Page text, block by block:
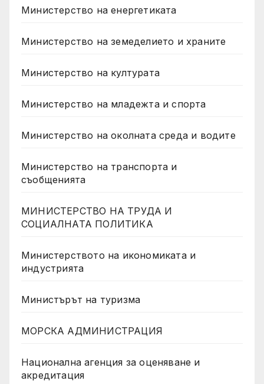
Министерство на енергетиката
Министерство на земеделието и храните
Министерство на културата
Министерство на младежта и спорта
Министерство на околната среда и водите
Министерство на транспорта и
съобщенията
МИНИСТЕРСТВО НА ТРУДА И
СОЦИАЛНАТА ПОЛИТИКА
Министерството на икономиката и
индустрията
Министърът на туризма
МОРСКА АДМИНИСТРАЦИЯ
Национална агенция за оценяване и
акредитация